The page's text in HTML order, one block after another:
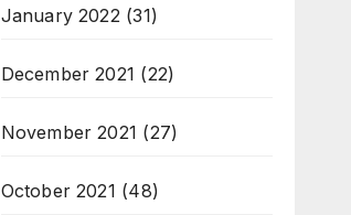
January 2022(31)
December 2021 (22)
November 2021 (27)
October 2021 (48)